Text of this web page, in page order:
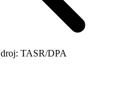
TASR/DPA